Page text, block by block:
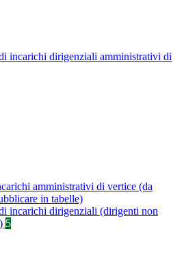
incarichi dirigenziali amministrativi di
amministrativi di vertice (da
in tabelle)
incarichi dirigenziali (dirigenti non
5